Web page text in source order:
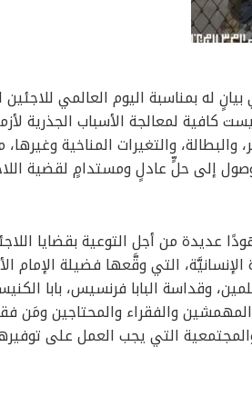
له بمناسبة اليوم العالمي
كافية لمعالجة الأسباب الجذرية
والبطالة، والتغيرات المناخية
إلى حلٍّ عادلٍ ومستدامٍ لقضية
عديدة من أجل التوعية بقضايا
التي وقَّعها فضيلة الإمام
وقداسة البابا فرنسيس، بابا
والمهمشين والفقراء والمحتاجين
التي يجب العمل على